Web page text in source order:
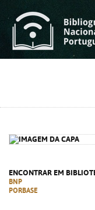
ENCONTRAR EM
BNP
PORBASE